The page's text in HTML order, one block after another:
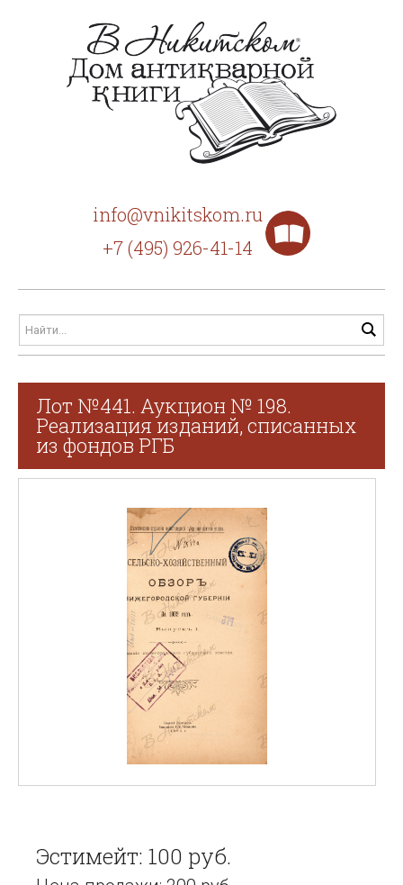
info@vnikitskom.ru
+7 (495) 926-41-14
Лот №441. Аукцион № 198.
Реализация изданий, списанных
из фондов РГБ
Эстимейт: 100 руб.